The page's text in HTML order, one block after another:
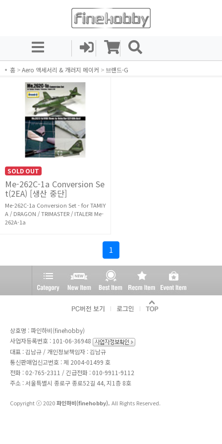
홈 >Aero 액세서리 & 개러지 메이커 > 브랜드-G
SOLD OUT
Me-262C-1a Conversion Se
t(2EA) [생산 중단]
Me-262C-1a Conversion Set - for TAMIY
A / DRAGON / TRIMASTER / ITALERI Me-
262A-1a
1
상호명 : 파인하비(finehobby)
사업자등록번호 : 101-06-36948
대표 : 김남규 / 개인정보책임자 : 김남규
통신판매업신고번호 : 제 2004-01499 호
전화 : 02-765-2311 / 긴급전화 : 010-9911-9112
주소 : 서울특별시 종로구 종로52길 44, 지1층 8호
Copyright ⓒ 2020파인하비(finehobby). All Rights Reserved.